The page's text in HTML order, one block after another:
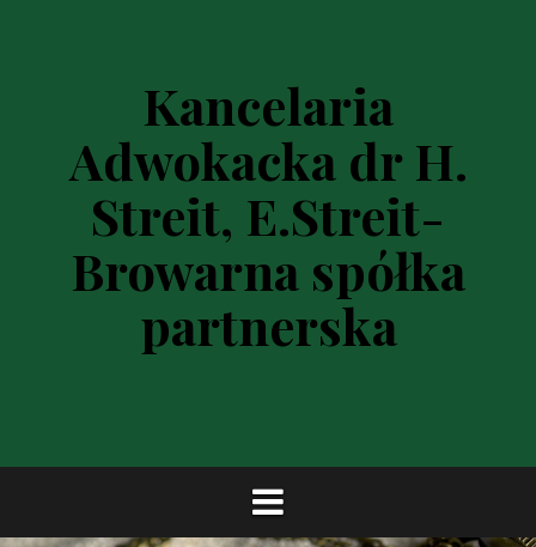
i
Kancelaria
Adwokacka dr H.
Streit, E.Streit-
Browarna spółka
partnerska